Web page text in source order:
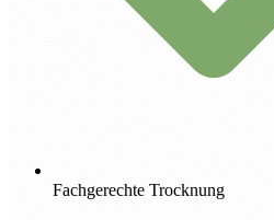
Fachgerechte Trocknung